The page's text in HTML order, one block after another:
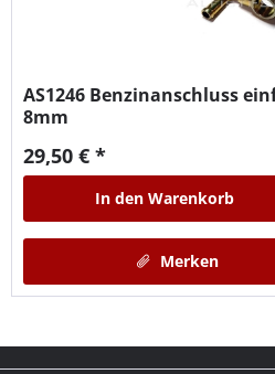
AS1246 Benzinanschluss
8mm
29,50 € *
In den Warenkorb
Merken